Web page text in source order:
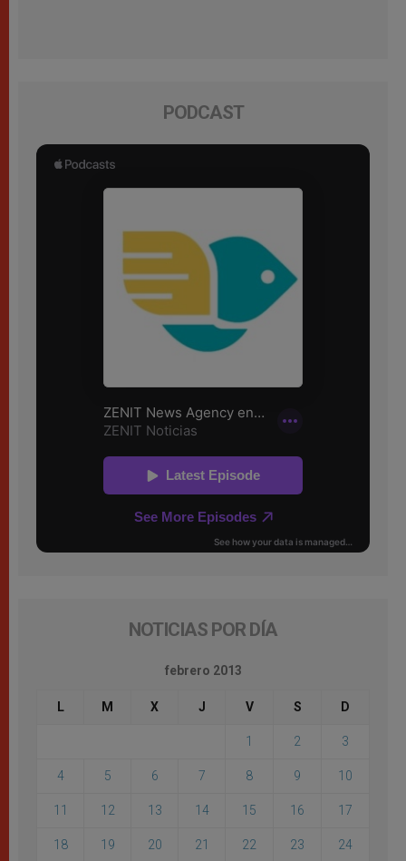
PODCAST
NOTICIAS POR DÍA
febrero 2013
L M X J V S D
1 2 3
4 5 6 7 8 9 10
11 12 13 14 15 16 17
18 19 20 21 22 23 24